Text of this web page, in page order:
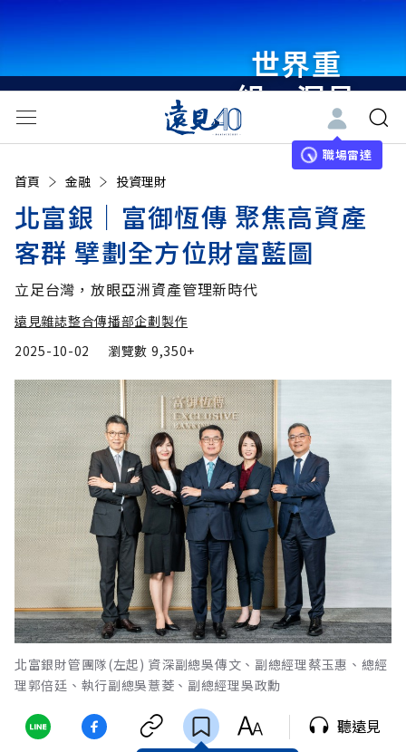
世界重
組・洞見
未來 與
世界領袖
同行
職場雷達
首頁 金融 投資理財
北富銀｜富御恆傳 聚焦高資產
客群 擘劃全方位財富藍圖
立足台灣，放眼亞洲資產管理新時代
遠見雜誌整合傳播部企劃製作
2025-10-02
瀏覽數 9,350+
北富銀財管團隊(左起) 資深副總吳傳文、副總經理蔡玉惠、總經
理郭倍廷、執行副總吳薏菱、副總經理吳政勳
聽遠見